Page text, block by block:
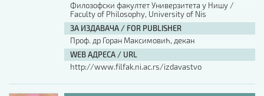
Филозофски факултет Универзитета у Нишу /
Faculty of Philosophy, University of Nis
ЗА ИЗДАВАЧА / FOR PUBLISHER
Проф. др Горан Максимовић, декан
WEB АДРЕСА / URL
http://www.filfak.ni.ac.rs/izdavastvo